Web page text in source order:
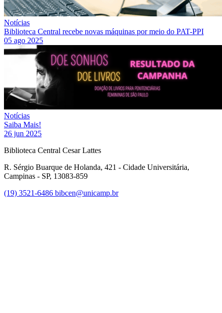
Notícias
Biblioteca Central recebe novas máquinas por meio do PAT-PPI
05 ago 2025
Notícias
Saiba Mais!
26 jun 2025
Biblioteca Central Cesar Lattes
R. Sérgio Buarque de Holanda, 421 - Cidade Universitária,
Campinas - SP, 13083-859
(19) 3521-6486 bibcen@unicamp.br